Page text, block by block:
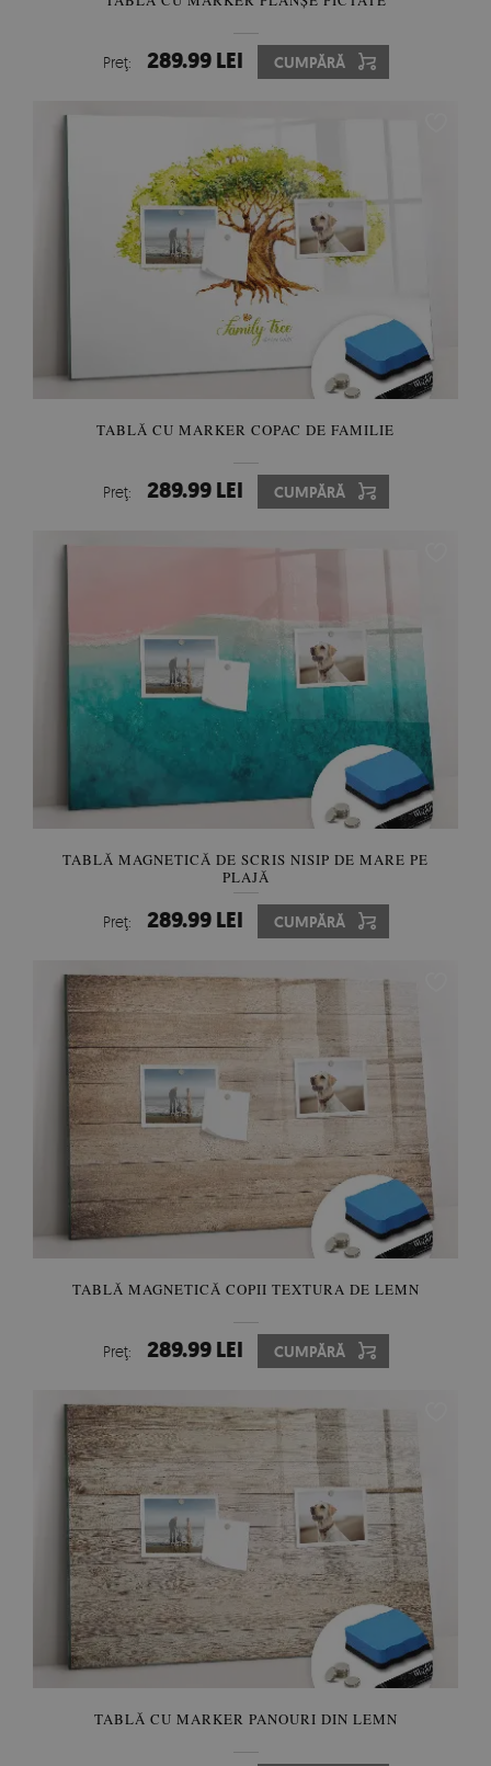
Preţ: 289.99 LEI CUMPĂRĂ
TABLĂ CU MARKER COPAC DE FAMILIE
Preţ: 289.99 LEI CUMPĂRĂ
TABLĂ MAGNETICĂ DE SCRIS NISIP DE MARE PE
PLAJĂ
Preţ: 289.99 LEI CUMPĂRĂ
TABLĂ MAGNETICĂ COPII TEXTURA DE LEMN
Preţ: 289.99 LEI CUMPĂRĂ
TABLĂ CU MARKER PANOURI DIN LEMN